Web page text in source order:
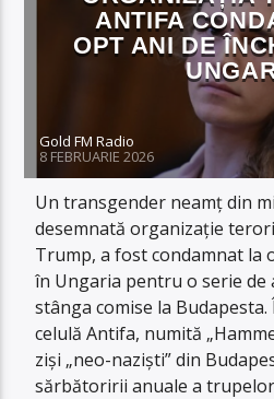
ANTIFA
OPT ANI DE
Gold FM Radio
8 FEBRUARIE 2026
Un transgender neamț din
desemnată organizație
Trump, a fost condamnat la
în Ungaria pentru o serie de
stânga comise la
celulă Antifa, numită
ziși „neo-naziști” din
sărbătoririi anuale a